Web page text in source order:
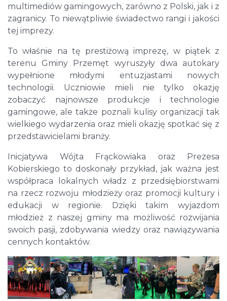
multimediów gamingowych, zarówno z Polski, jak i z
zagranicy. To niewątpliwie świadectwo rangi i jakości
tej imprezy.
To właśnie na tę prestiżową imprezę, w piątek z
terenu Gminy Przemęt wyruszyły dwa autokary
wypełnione młodymi entuzjastami nowych
technologii. Uczniowie mieli nie tylko okazję
zobaczyć najnowsze produkcje i technologie
gamingowe, ale także poznali kulisy organizacji tak
wielkiego wydarzenia oraz mieli okazję spotkać się z
przedstawicielami branży.
Inicjatywa Wójta Frąckowiaka oraz Prezesa
Kobierskiego to doskonały przykład, jak ważna jest
współpraca lokalnych władz z przedsiębiorstwami
na rzecz rozwoju młodzieży oraz promocji kultury i
edukacji w regionie. Dzięki takim wyjazdom
młodzież z naszej gminy ma możliwość rozwijania
swoich pasji, zdobywania wiedzy oraz nawiązywania
cennych kontaktów.